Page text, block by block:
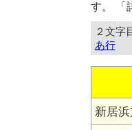
す。 「
２文字
あ行
新居